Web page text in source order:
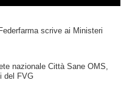
scrive ai Ministeri
nazionale Città Sane OMS,
del FVG